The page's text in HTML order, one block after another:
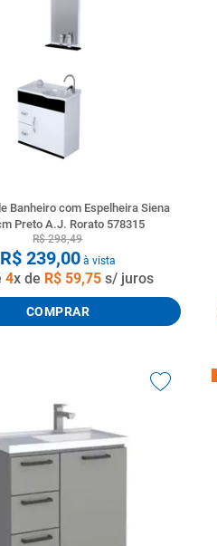
Banheiro com Espelheira Siena
Preto A.J. Rorato 578315
R$ 298,49
R$ 239,00à vista
4x de R$ 59,75 s/ juros
COMPRAR